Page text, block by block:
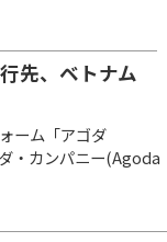
先、ベトナム
ーム「アゴダ
・カンパニー(Agoda